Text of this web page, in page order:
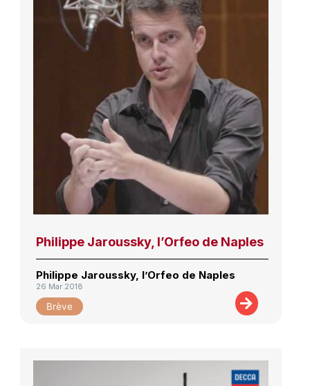
Philippe Jaroussky, l’Orfeo de Naples
Philippe Jaroussky, l’Orfeo de Naples
26 Mar 2018
Brève